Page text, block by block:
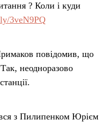
? Коли і куди
3veN9PQ
повідомив, що
неодноразово
з Пилипенком Юрієм